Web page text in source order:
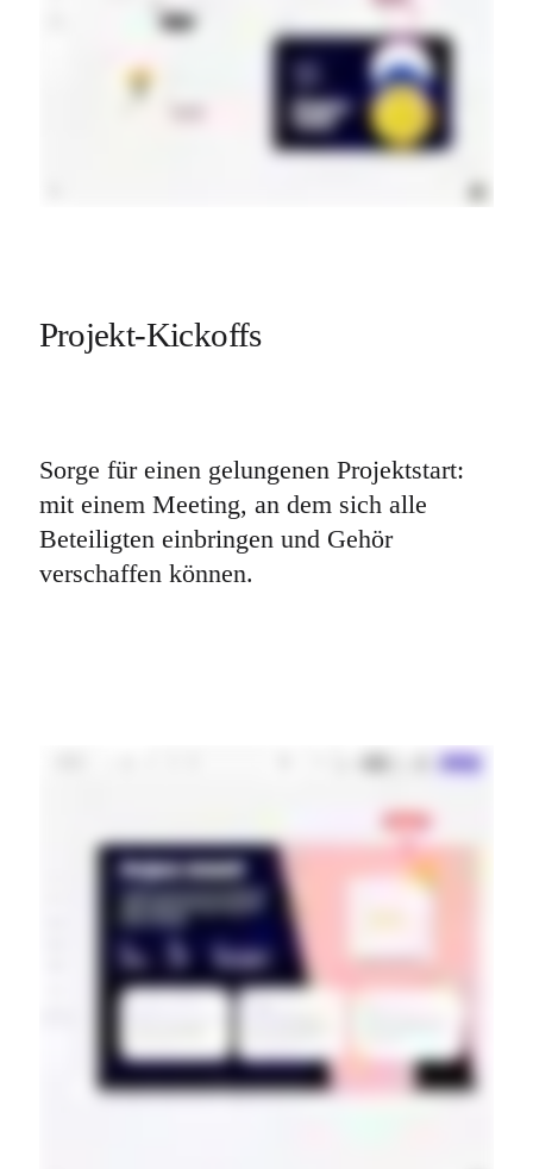
Projekt-Kickoffs
Sorge für einen gelungenen Projektstart:
mit einem Meeting, an dem sich alle
Beteiligten einbringen und Gehör
verschaffen können.